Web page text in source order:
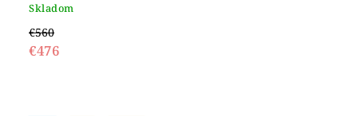
Skladom
€560
€476